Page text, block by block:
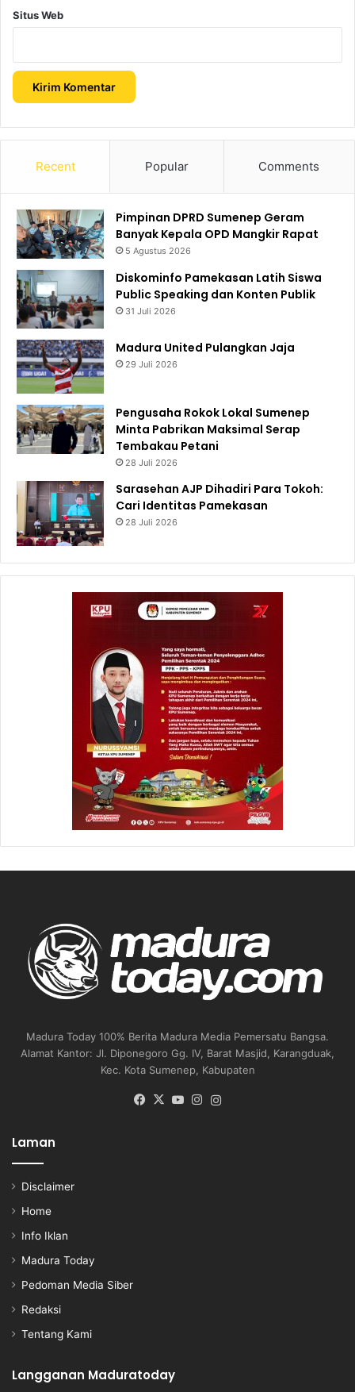
Situs Web
Recent Popular Comments
Pimpinan DPRD Sumenep Geram
Banyak Kepala OPD Mangkir Rapat
5 Agustus 2026
Diskominfo Pamekasan Latih Siswa
Public Speaking dan Konten Publik
31 Juli 2026
Madura United Pulangkan Jaja
29 Juli 2026
Pengusaha Rokok Lokal Sumenep
Minta Pabrikan Maksimal Serap
Tembakau Petani
28 Juli 2026
Sarasehan AJP Dihadiri Para Tokoh:
Cari Identitas Pamekasan
28 Juli 2026
Madura Today 100% Berita Madura Media Pemersatu Bangsa.
Alamat Kantor: Jl. Diponegoro Gg. IV, Barat Masjid, Karangduak,
Kec. Kota Sumenep, Kabupaten
Facebook
X YouTubeInstagram
Laman
Disclaimer
Home
Info Iklan
Madura Today
Pedoman Media Siber
Redaksi
Tentang Kami
Langganan Maduratoday